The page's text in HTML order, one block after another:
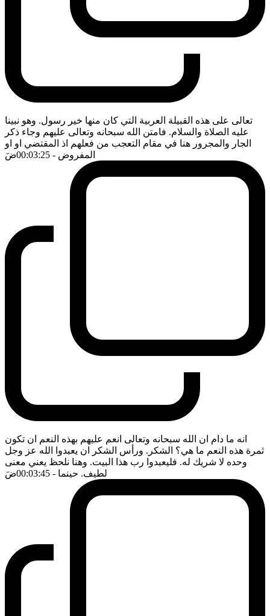
تعالى على هذه القبيلة العربية التي كان منها خير رسول. وهو نبينا
عليه الصلاة والسلام. فامتن الله سبحانه وتعالى عليهم وجاء ذكر
الجار والمجرور هنا في مقام التعجب من فعلهم اذ المقتضي او او
المفروض - 00:03:25 ضَ
انه ما دام ان الله سبحانه وتعالى انعم عليهم بهذه النعم ان تكون
ثمرة هذه النعم ما هي؟ الشكر. ورأس الشكر ان يعبدوا الله عز وجل
وحده لا شريك له. فليعبدوا رب هذا البيت. وهنا نلحظ يعني معنى
لطيف. حينما - 00:03:45 ضَ